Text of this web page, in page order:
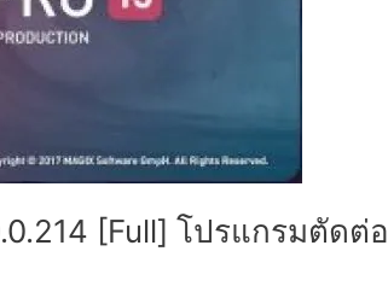
[Full] โปรแกรมตัดต่อ